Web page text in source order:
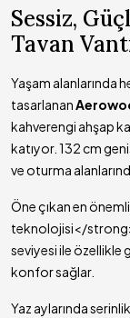
Teknik Özellikler:
AEROWOOD
Çap
Gövde Rengi
Kanat Malzemesi
Kanat Rengi
Kontrol
Motor Gücü
Hız Kademesi
Zamanlayıcı
Dönüş Yönü
Sessiz,
Tavan
Yaşam alanlarında
tasarlanan
kahverengi ahşap
katıyor. 132 cm
ve oturma
Öne çıkan en
teknolojisi</
seviyesi ile özellikle
konfor sağlar.
Yaz aylarında